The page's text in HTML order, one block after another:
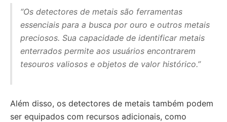
“Os detectores de metais são ferramentas
essenciais para a busca por ouro e outros metais
preciosos. Sua capacidade de identificar metais
enterrados permite aos usuários encontrarem
tesouros valiosos e objetos de valor histórico.”
Além disso, os detectores de metais também podem
ser equipados com recursos adicionais, como